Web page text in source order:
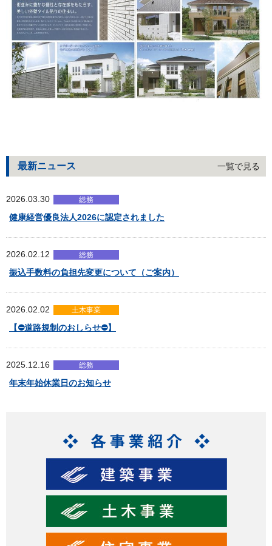
最新ニュース
2026.03.30 総務
健康経営優良法人2026に認定されました
2026.02.12 総務
振込手数料の負担先変更について（ご案内）
2026.02.02 土木事業
【⛔道路規制のおしらせ⛔】
2025.12.16 総務
年末年始休業日のお知らせ
一覧で見る